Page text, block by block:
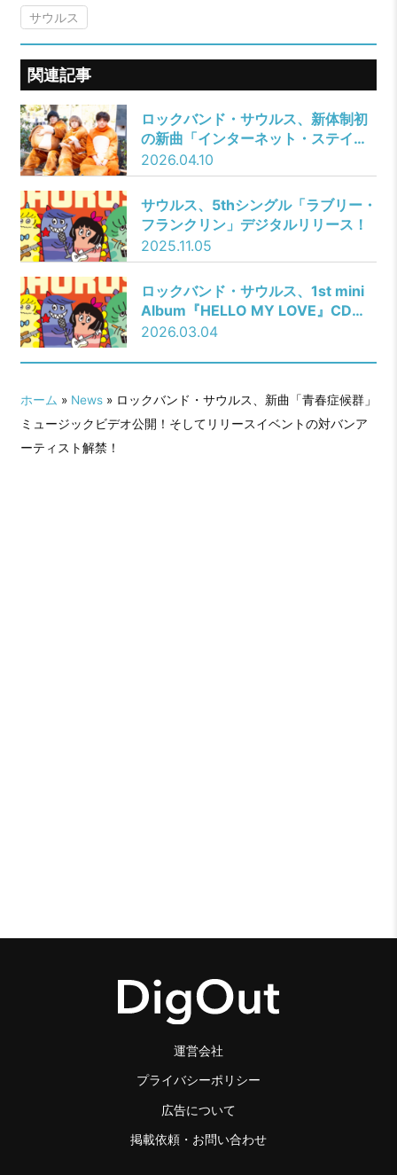
サウルス
関連記事
ロックバンド・サウルス、新体制初
の新曲「インターネット・ステイ
ト」4月15日配信決定！自主企画対
バン発表＆新ビジュアル公開！
2026.04.10
サウルス、5thシングル「ラブリー・
フランクリン」デジタルリリース！
2025.11.05
ロックバンド・サウルス、1st mini
Album『HELLO MY LOVE』CDリ
リース決定！
2026.03.04
ホーム » News» ロックバンド・サウルス、新曲「青春症候群」
ミュージックビデオ公開！そしてリリースイベントの対バンア
ーティスト解禁！
運営会社
プライバシーポリシー
広告について
掲載依頼・お問い合わせ